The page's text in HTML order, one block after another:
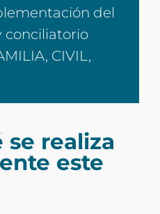
del
conciliatorio
CIVIL,
se realiza
este